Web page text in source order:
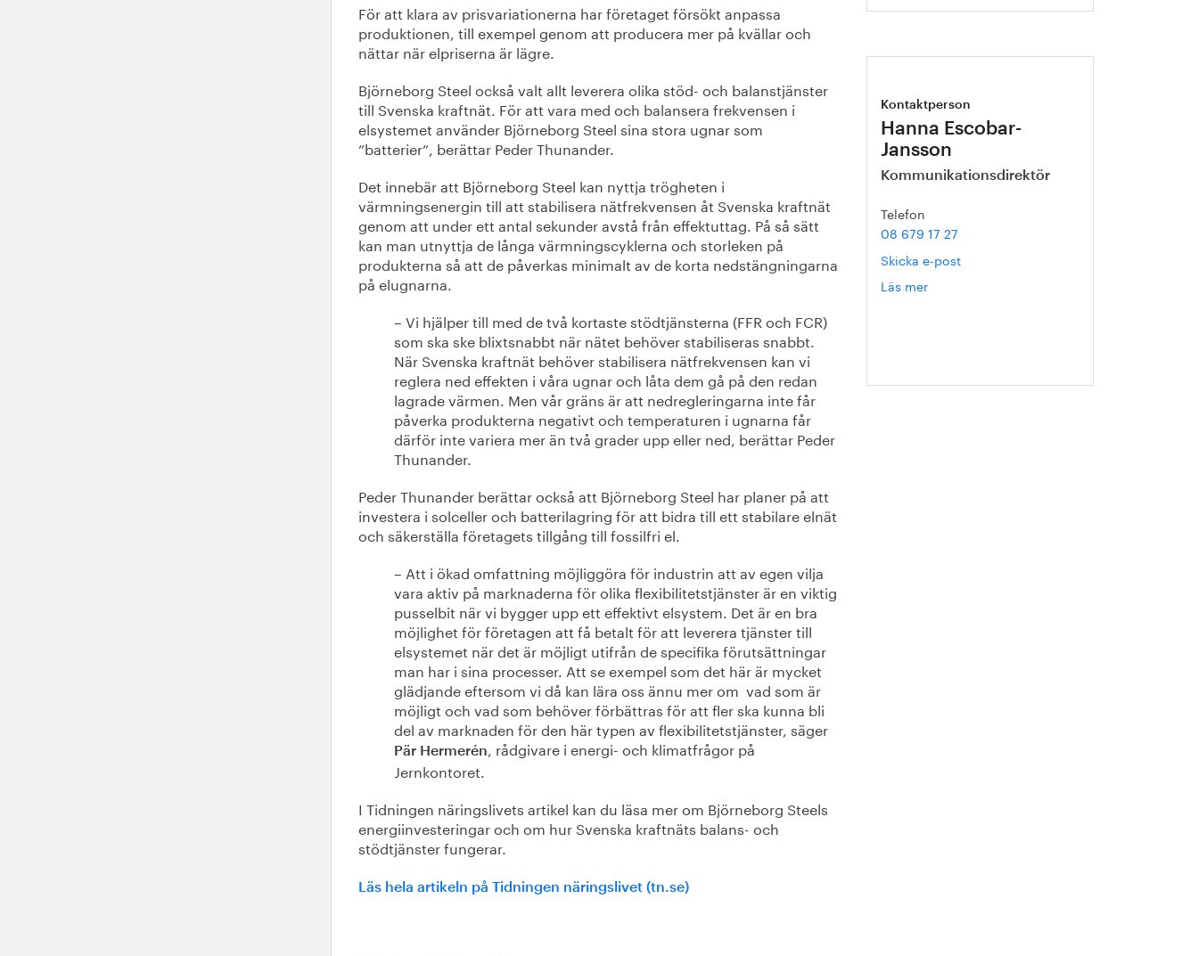
För att klara av prisvariationerna har företaget försökt anpassa
produktionen, till exempel genom att producera mer på kvällar och
nättar när elpriserna är lägre.
Björneborg Steel också valt allt leverera olika stöd- och balanstjänster
till Svenska kraftnät. För att vara med och balansera frekvensen i
elsystemet använder Björneborg Steel sina stora ugnar som
”batterier”, berättar Peder Thunander.
Det innebär att Björneborg Steel kan nyttja trögheten i
värmningsenergin till att stabilisera nätfrekvensen åt Svenska kraftnät
genom att under ett antal sekunder avstå från effektuttag. På så sätt
kan man utnyttja de långa värmningscyklerna och storleken på
produkterna så att de påverkas minimalt av de korta nedstängningarna
på elugnarna.
– Vi hjälper till med de två kortaste stödtjänsterna (FFR och FCR)
som ska ske blixtsnabbt när nätet behöver stabiliseras snabbt.
När Svenska kraftnät behöver stabilisera nätfrekvensen kan vi
reglera ned effekten i våra ugnar och låta dem gå på den redan
lagrade värmen. Men vår gräns är att nedregleringarna inte får
påverka produkterna negativt och temperaturen i ugnarna får
därför inte variera mer än två grader upp eller ned, berättar Peder
Thunander.
Peder Thunander berättar också att Björneborg Steel har planer på att
investera i solceller och batterilagring för att bidra till ett stabilare elnät
och säkerställa företagets tillgång till fossilfri el.
– Att i ökad omfattning möjliggöra för industrin att av egen vilja
vara aktiv på marknaderna för olika flexibilitetstjänster är en viktig
pusselbit när vi bygger upp ett effektivt elsystem. Det är en bra
möjlighet för företagen att få betalt för att leverera tjänster till
elsystemet när det är möjligt utifrån de specifika förutsättningar
man har i sina processer. Att se exempel som det här är mycket
glädjande eftersom vi då kan lära oss ännu mer om vad som är
möjligt och vad som behöver förbättras för att fler ska kunna bli
del av marknaden för den här typen av flexibilitetstjänster, säger
Pär Hermerén, rådgivare i energi- och klimatfrågor på
Jernkontoret.
I Tidningen näringslivets artikel kan du läsa mer om Björneborg Steels
energiinvesteringar och om hur Svenska kraftnäts balans- och
stödtjänster fungerar.
Läs hela artikeln på Tidningen näringslivet (tn.se)
Kontaktperson
Hanna Escobar-
Jansson
Kommunikationsdirektör
Telefon
08 679 17 27
Skicka e-post
Läs mer